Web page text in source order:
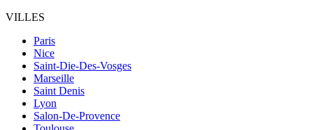
VILLES
Paris
Nice
Saint-Die-Des-Vosges
Marseille
Saint Denis
Lyon
Salon-De-Provence